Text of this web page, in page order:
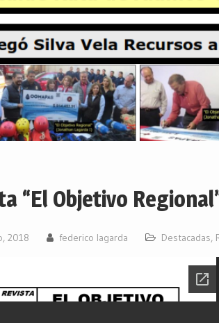
“El Objetivo
2018 federico lagarda Destacadas,